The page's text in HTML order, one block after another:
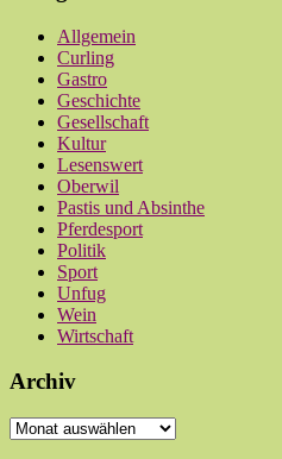
Allgemein
Curling
Gastro
Geschichte
Gesellschaft
Kultur
Lesenswert
Oberwil
Pastis und Absinthe
Pferdesport
Politik
Sport
Unfug
Wein
Wirtschaft
Archiv
Archiv